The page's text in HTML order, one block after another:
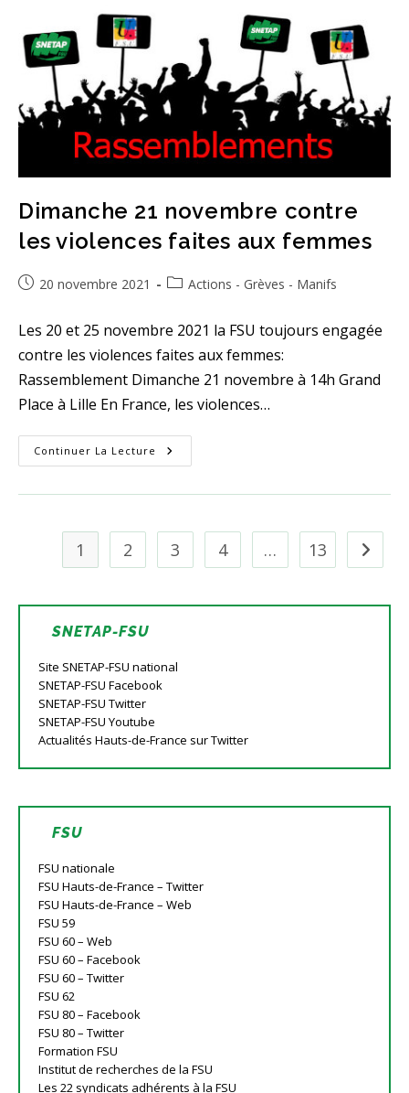
Services
Publics
Dimanche 21 novembre contre
les violences faites aux femmes
Publication
20 novembre 2021
PostActions - Grèves - Manifs
Les 20 et 25 novembre 2021 la FSU toujours engagée
contre les violences faites aux femmes:
Rassemblement Dimanche 21 novembre à 14h Grand
Place à Lille En France, les violences…
Continuer La Lecture Dimanche
21
Femmes
1 2 3 4 … 13 Aller à
SNETAP-FSU
Site SNETAP-FSU national
SNETAP-FSU Facebook
SNETAP-FSU Twitter
SNETAP-FSU Youtube
Actualités Hauts-de-France sur Twitter
FSU
FSU nationale
FSU Hauts-de-France – Twitter
FSU Hauts-de-France – Web
FSU 59
FSU 60 – Web
FSU 60 – Facebook
FSU 60 – Twitter
FSU 62
FSU 80 – Facebook
FSU 80 – Twitter
Formation FSU
Institut de recherches de la FSU
Les 22 syndicats adhérents à la FSU